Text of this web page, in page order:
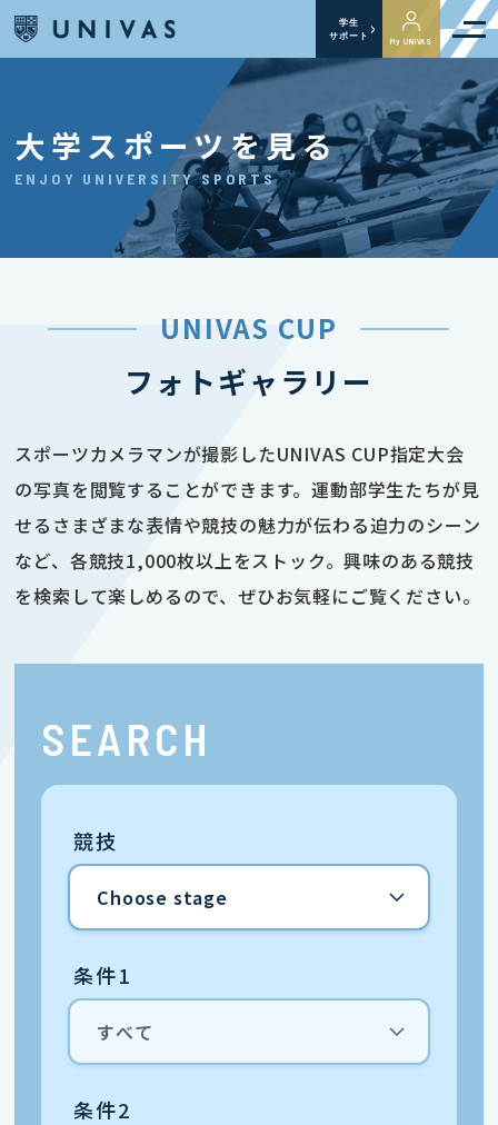
学生
サポート
My UNIVAS
大学スポーツを見る
ENJOY UNIVERSITY SPORTS
UNIVAS CUP
フォトギャラリー
スポーツカメラマンが撮影したUNIVAS CUP指定大会
の写真を閲覧することができます。運動部学生たちが見
せるさまざまな表情や競技の魅力が伝わる迫力のシーン
など、各競技1,000枚以上をストック。興味のある競技
を検索して楽しめるので、ぜひお気軽にご覧ください。
SEARCH
競技
条件1
条件2